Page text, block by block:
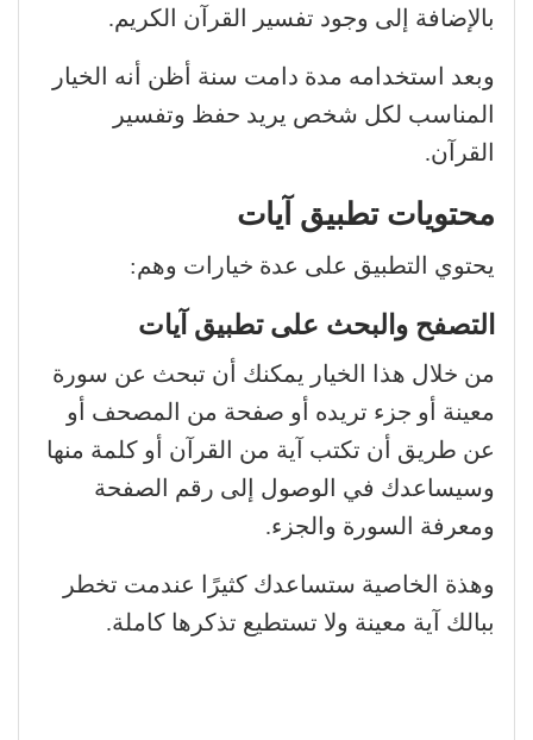
بالإضافة إلى وجود تفسير القرآن الكريم.
وبعد استخدامه مدة دامت سنة أظن أنه الخيار
المناسب لكل شخص يريد حفظ وتفسير
القرآن.
محتويات تطبيق آيات
يحتوي التطبيق على عدة خيارات وهم:
التصفح والبحث على تطبيق آيات
من خلال هذا الخيار يمكنك أن تبحث عن سورة
معينة أو جزء تريده أو صفحة من المصحف أو
عن طريق أن تكتب آية من القرآن أو كلمة منها
وسيساعدك في الوصول إلى رقم الصفحة
ومعرفة السورة والجزء.
وهذة الخاصية ستساعدك كثيرًا عندمت تخطر
ببالك آية معينة ولا تستطيع تذكرها كاملة.